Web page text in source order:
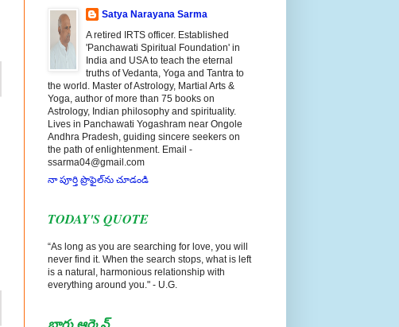
A retired IRTS officer. Established
'Panchawati Spiritual Foundation' in
India and USA to teach the eternal
truths of Vedanta, Yoga and Tantra to
the world. Master of Astrology, Martial Arts &
Yoga, author of more than 75 books on
Astrology, Indian philosophy and spirituality.
Lives in Panchawati Yogashram near Ongole
Andhra Pradesh, guiding sincere seekers on
the path of enlightenment. Email -
ssarma04@gmail.com
నా పూర్తి ప్రొఫైల్‌ను చూడండి
never find it. When the search stops, what is left
is a natural, harmonious relationship with
everything around you." - U.G.